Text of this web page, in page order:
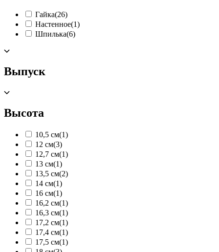
Гайка(26)
Настенное(1)
Шпилька(6)
Выпуск
Высота
10,5 см(1)
12 см(3)
12,7 см(1)
13 см(1)
13,5 см(2)
14 см(1)
16 см(1)
16,2 см(1)
16,3 см(1)
17,2 см(1)
17,4 см(1)
17,5 см(1)